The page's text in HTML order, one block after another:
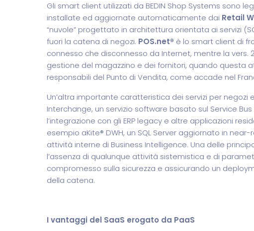
Gli smart client utilizzati da BEDIN Shop Systems sono
installate ed aggiornate automaticamente dai Retail
“nuvole” progettato in architettura orientata ai servizi
fuori la catena di negozi. POS.net® è lo smart client di
connesso che disconnesso da Internet, mentre la vers.
gestione del magazzino e dei fornitori, quando questa
responsabili del Punto di Vendita, come accade nel
Un’altra importante caratteristica dei servizi per negozi
Interchange, un servizio software basato sul Service
l’integrazione con gli ERP legacy e altre applicazioni
esempio aKite® DWH, un SQL Server aggiornato in
attività interne di Business Intelligence. Una delle
l’assenza di qualunque attività sistemistica e di
compromesso sulla sicurezza e assicurando un
della catena.
I vantaggi del SaaS erogato da PaaS